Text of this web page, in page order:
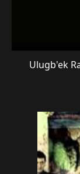
Ulugb'ek